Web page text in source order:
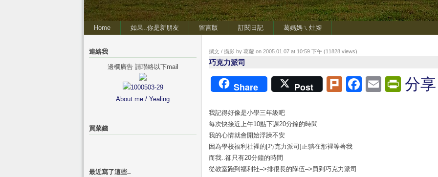
Home 如果..你是新朋友 留言版 訂閱日記 葛媽媽ㄟ灶腳
撰文 / 攝影 by 葛蘿 on 2005.01.07 at 10:59 下午 (11828 views)
巧克力派司
Share Post PlurkFacebook
Email分享
我記得好像是小學三年級吧
每次快接近上午10點下課20分鐘的時間
我的心情就會開始浮躁不安
因為學校福利社裡的[巧克力派司]正躺在那裡等著我
而我..卻只有20分鐘的時間
從教室跑到福利社–>排很長的隊伍–>買到巧克力派司
連絡我
邊欄廣告 請聯絡以下mail
About.me / Yealing
買菜錢
最近寫了這些..